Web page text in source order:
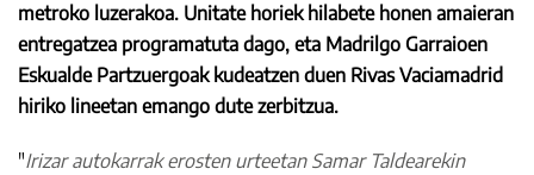
metroko luzerakoa. Unitate horiek hilabete honen amaieran
entregatzea programatuta dago, eta Madrilgo Garraioen
Eskualde Partzuergoak kudeatzen duen Rivas Vaciamadrid
hiriko lineetan emango dute zerbitzua.
"Irizar autokarrak erosten urteetan Samar Taldearekin